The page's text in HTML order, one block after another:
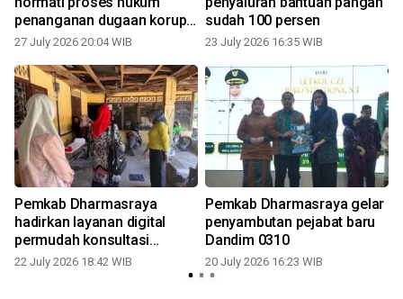
penanganan dugaan korupsi
SPJ fiktif
27 July 2026 20:04 WIB
sudah 100 persen
23 July 2026 16:35 WIB
Pemkab Dharmasraya
hadirkan layanan digital
permudah konsultasi
perumahan untuk
22 July 2026 18:42 WIB
Pemkab Dharmasraya gelar
penyambutan pejabat baru
Dandim 0310
20 July 2026 16:23 WIB